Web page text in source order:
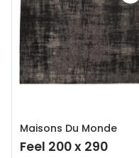
Maisons Du Monde
Feel 200 x 290